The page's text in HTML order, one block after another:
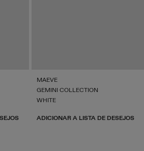
MAEVE
GEMINI COLLECTION
WHITE
ADICIONAR A LISTA DE DESEJOS